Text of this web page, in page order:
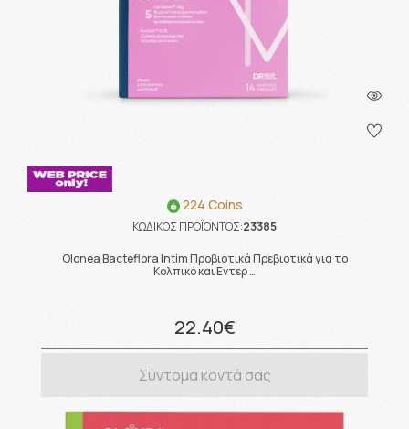
224 Coins
ΚΩΔΙΚΟΣ ΠΡΟΪΟΝΤΟΣ:23385
Olonea Bacteflora Intim Προβιοτικά Πρεβιοτικά για το
Κολπικό και Εντερ …
22.40€
Σύντομα κοντά σας